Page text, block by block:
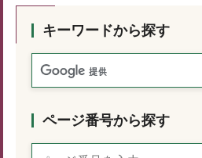
キーワードから探す
ページ番号から探す